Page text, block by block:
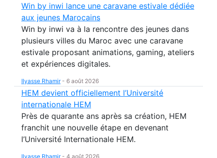
Win by inwi lance une caravane estivale dédiée
aux jeunes Marocains
Win by inwi va à la rencontre des jeunes dans
plusieurs villes du Maroc avec une caravane
estivale proposant animations, gaming, ateliers
et expériences digitales.
Ilyasse Rhamir- 6 août 2026
HEM devient officiellement l’Université
internationale HEM
Près de quarante ans après sa création, HEM
franchit une nouvelle étape en devenant
l’Université Internationale HEM.
Ilyasse Rhamir- 4 août 2026